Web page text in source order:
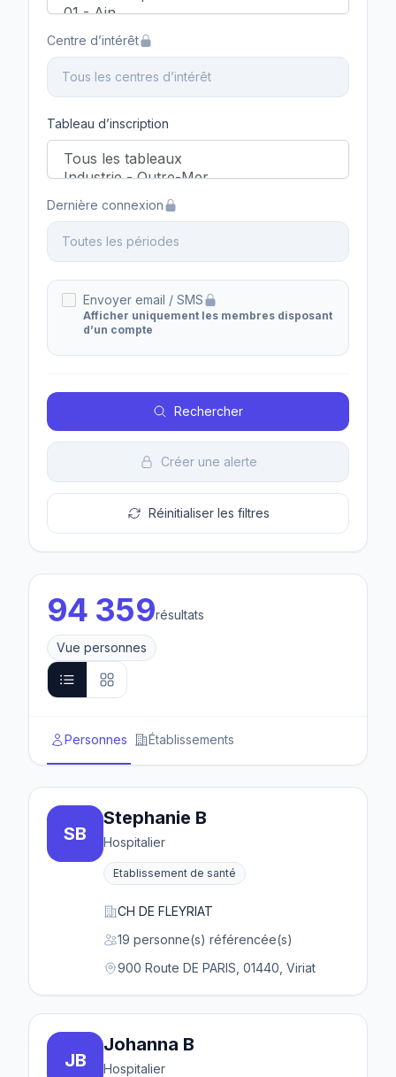
Centre d’intérêt
Tous les centres d’intérêt
Tableau d’inscription
Dernière connexion
Toutes les périodes
Envoyer email / SMS
Afficher uniquement les membres disposant
d’un compte
Rechercher
Créer une alerte
Réinitialiser les filtres
94 359résultats
Vue personnes
Personnes Établissements
SB
Stephanie B
Hospitalier
Etablissement de santé
CH DE FLEYRIAT
19 personne(s) référencée(s)
900 Route DE PARIS, 01440, Viriat
JB
Johanna B
Hospitalier